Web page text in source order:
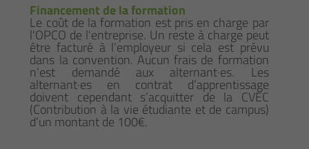
Financement de la formation
Le coût de la formation est pris en charge par
l'OPCO de l'entreprise. Un reste à charge peut
être facturé à l’employeur si cela est prévu
dans la convention. Aucun frais de formation
n’est demandé aux alternant·es. Les
alternant·es en contrat d’apprentissage
doivent cependant s’acquitter de la CVEC
(Contribution à la vie étudiante et de campus)
d’un montant de 100€.